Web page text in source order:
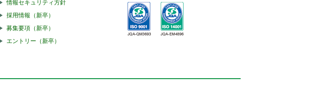
情報セキュリティ方針
採用情報（新卒）
募集要項（新卒）
エントリー（新卒）